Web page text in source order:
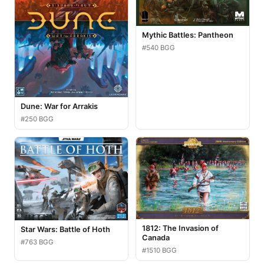
Dune: War for Arrakis
#250 BGG
Mythic Battles: Pantheon
#540 BGG
Star Wars: Battle of Hoth
#763 BGG
1812: The Invasion of
Canada
#1510 BGG